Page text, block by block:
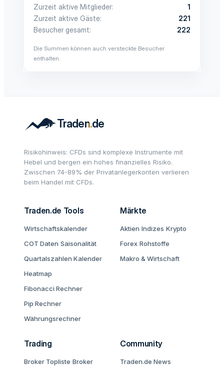
Zurzeit aktive Mitglieder
1
Zurzeit aktive Gäste
221
Besucher gesamt
222
Die Summen können auch versteckte Besucher
enthalten.
Risikohinweis: CFDs sind komplexe Instrumente mit
Hebel und bergen ein hohes finanzielles Risiko.
Zwischen 74-89% der Privatanlegerkonten verlieren
beim Handel mit CFDs.
Traden.de Tools
Wirtschaftskalender
COT Daten Saisonalität
Quartalszahlen Kalender
Heatmap
Fibonacci Rechner
Pip Rechner
Währungsrechner
Märkte
Aktien Indizes Krypto
Forex Rohstoffe
Makro & Wirtschaft
Trading
Broker Topliste Broker
Community
Traden.de News